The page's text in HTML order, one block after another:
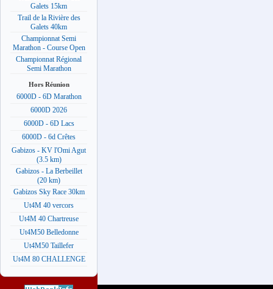
Galets 15km
Trail de la Rivière des
Galets 40km
Championnat Semi
Marathon - Course Open
Championnat Régional
Semi Marathon
Hors Réunion
6000D - 6D Marathon
6000D 2026
6000D - 6D Lacs
6000D - 6d Crêtes
Gabizos - KV l'Omi Agut
(3.5 km)
Gabizos - La Berbeillet
(20 km)
Gabizos Sky Race 30km
Ut4M 40 vercors
Ut4M 40 Chartreuse
Ut4M50 Belledonne
Ut4M50 Taillefer
Ut4M 80 CHALLENGE